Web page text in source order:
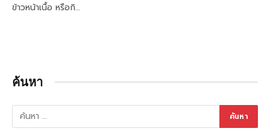
ข้าวหน้าเนื้อ หรือกิ…
ค้นหา